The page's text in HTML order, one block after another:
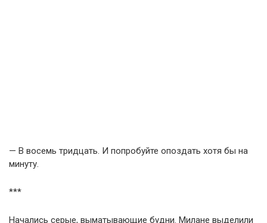
— В восемь тридцать. И попробуйте опоздать хотя бы на
минуту.
***
Начались серые, выматывающие будни. Милане выделили